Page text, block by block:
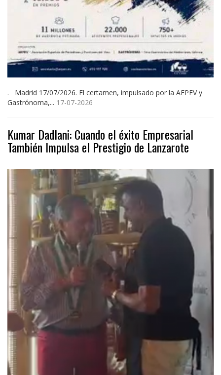
. Madrid 17/07/2026. El certamen, impulsado por la AEPEV y
Gastrónoma,... 17-07-2026
Kumar Dadlani: Cuando el éxito Empresarial
También Impulsa el Prestigio de Lanzarote